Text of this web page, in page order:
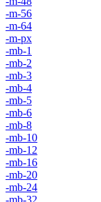
-m-56
-m-64
-m-px
-mb-1
-mb-2
-mb-3
-mb-4
-mb-5
-mb-6
-mb-8
-mb-10
-mb-12
-mb-16
-mb-20
-mb-24
-mb-32